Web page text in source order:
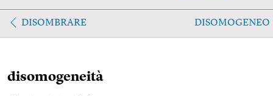
DISOMBRARE DISOMOGENEO
disomogeneità